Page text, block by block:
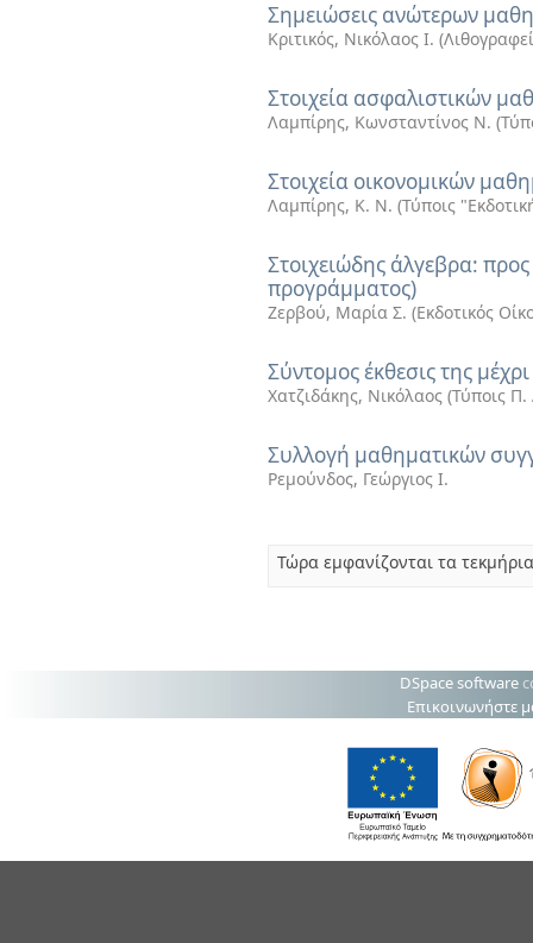
Σημειώσεις ανώτερων
Κριτικός, Νικόλαος Ι. (
Στοιχεία ασφαλιστικών
Λαμπίρης, Κωνσταντίνος Ν. (
Στοιχεία οικονομικών
Λαμπίρης, Κ. Ν. (Τύποις
Στοιχειώδης άλγεβρα:
προγράμματος)
Ζερβού, Μαρία Σ. (Εκδοτικός
Σύντομος έκθεσις της
Χατζιδάκης, Νικόλαος (Τύποις Π.
Συλλογή μαθηματικών
Ρεμούνδος, Γεώργιος Ι.
Τώρα εμφανίζονται τα
DSpace software
Επικοινωνήστε